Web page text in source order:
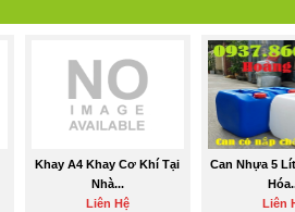
Khay A4 Khay Cơ Khí Tại
Nhà...
Liên Hệ
Can Nhựa 5
Liên